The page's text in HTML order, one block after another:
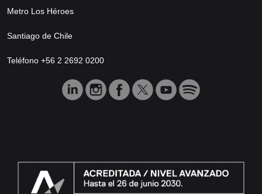
Metro Los Héroes
Santiago de Chile
Teléfono +56 2 2692 0200